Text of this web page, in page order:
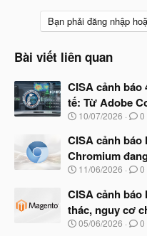
Bạn phải đăng nhập
Bài viết liên quan
CISA cảnh
tế: Từ Adobe
N
à
b
ắ
đ
ầ
u
10/07/2026 0
CISA cảnh
Chromium
N
à
b
ắ
11/06/2026 0
CISA cảnh
thác, nguy cơ
N
05/06/2026 0